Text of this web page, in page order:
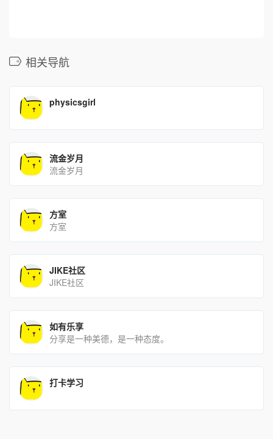
相关导航
physicsgirl
流金岁月
流金岁月
方室
方室
JIKE社区
JIKE社区
如有乐享
分享是一种美德，是一种态度。
打卡学习